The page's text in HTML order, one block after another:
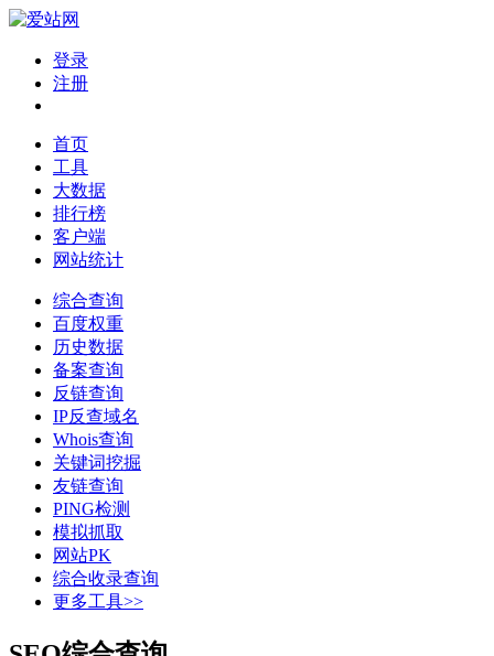
登录
注册
首页
工具
大数据
排行榜
客户端
网站统计
综合查询
百度权重
历史数据
备案查询
反链查询
IP反查域名
Whois查询
关键词挖掘
友链查询
PING检测
模拟抓取
网站PK
综合收录查询
更多工具>>